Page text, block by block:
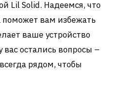
Lil Solid. Надеемся, что
поможет вам избежать
ваше устройство
остались вопросы –
рядом, чтобы